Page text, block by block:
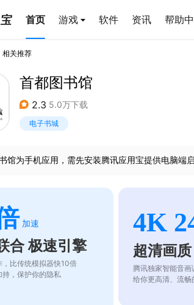
首页 游戏 软件 资讯 帮助
相关推荐
首都图书馆
2.3 5.0万下载
电子书城
馆为手机应用，需先安装腾讯应用宝提供电脑端
加速
合 极速引擎
比传统模拟器快10倍
持，保护你的隐私
4K
超清画
腾讯独家智能音画
给你更高清、流畅